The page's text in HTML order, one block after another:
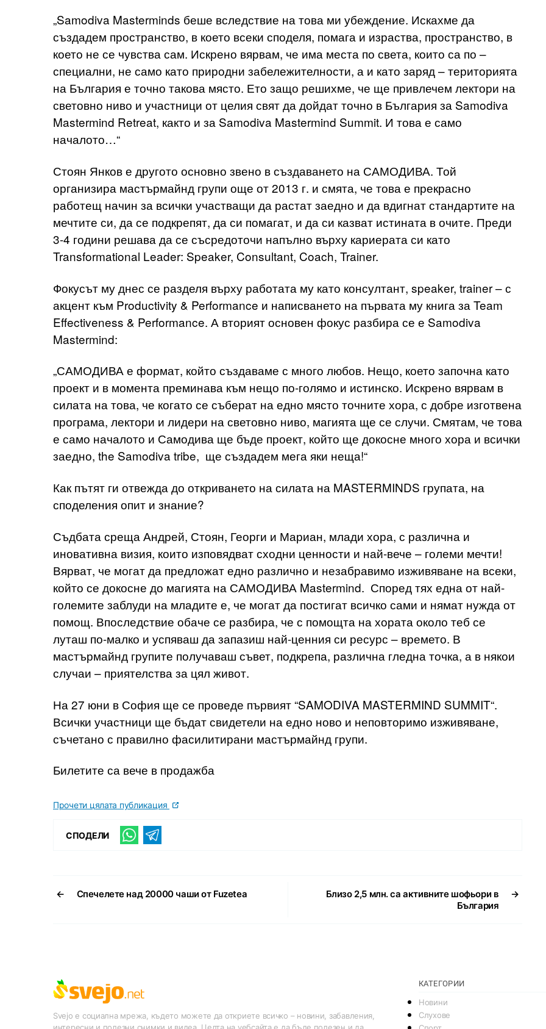
„Samodiva Masterminds беше вследствие на това ми убеждение. Искахме да
създадем пространство, в което всеки споделя, помага и израства, пространство, в
което не се чувства сам. Искрено вярвам, че има места по света, които са по –
специални, не само като природни забележителности, а и като заряд – територията
на България е точно такова място. Ето защо решихме, че ще привлечем лектори на
световно ниво и участници от целия свят да дойдат точно в България за Samodiva
Mastermind Retreat, както и за Samodiva Mastermind Summit. И това е само
началото…“
Стоян Янков е другото основно звено в създаването на САМОДИВА. Той
организира мастърмайнд групи още от 2013 г. и смята, че това е прекрасно
работещ начин за всички участващи да растат заедно и да вдигнат стандартите на
мечтите си, да се подкрепят, да си помагат, и да си казват истината в очите. Преди
3-4 години решава да се съсредоточи напълно върху кариерата си като
Transformational Leader: Speaker, Consultant, Coach, Trainer.
Фокусът му днес се разделя върху работата му като консултант, speaker, trainer – с
акцент към Productivity & Performance и написването на първата му книга за Team
Effectiveness & Performance. А вторият основен фокус разбира се е Samodiva
Mastermind:
„САМОДИВА е формат, който създаваме с много любов. Нещо, което започна като
проект и в момента преминава към нещо по-голямо и истинско. Искрено вярвам в
силата на това, че когато се съберат на едно място точните хора, с добре изготвена
програма, лектори и лидери на световно ниво, магията ще се случи. Смятам, че това
е само началото и Самодива ще бъде проект, който ще докосне много хора и всички
заедно, the Samodiva tribe, ще създадем мега яки неща!“
Как пътят ги отвежда до откриването на силата на MASTERMINDS групата, на
споделения опит и знание?
Съдбата среща Андрей, Стоян, Георги и Мариан, млади хора, с различна и
иновативна визия, които изповядват сходни ценности и най-вече – големи мечти!
Вярват, че могат да предложат едно различно и незабравимо изживяване на всеки,
който се докосне до магията на САМОДИВА Mastermind. Според тях една от най-
големите заблуди на младите е, че могат да постигат всичко сами и нямат нужда от
помощ. Впоследствие обаче се разбира, че с помощта на хората около теб се
луташ по-малко и успяваш да запазиш най-ценния си ресурс – времето. В
мастърмайнд групите получаваш съвет, подкрепа, различна гледна точка, а в някои
случаи – приятелства за цял живот.
На 27 юни в София ще се проведе първият “SAMODIVA MASTERMIND SUMMIT“.
Всички участници ще бъдат свидетели на едно ново и неповторимо изживяване,
съчетано с правилно фасилитирани мастърмайнд групи.
Билетите са вече в продажба
Прочети цялата публикация
СПОДЕЛИ
← Спечелете над 20000 чаши от Fuzetea →
Близо 2,5 млн. са активните шофьори в
България
Svejo е социална мрежа, където можете да откриете всичко – новини, забавления,
интересни и полезни снимки и видеа. Целта на уебсайта е да бъде полезен и да
КАТЕГОРИИ
Новини
Слухове